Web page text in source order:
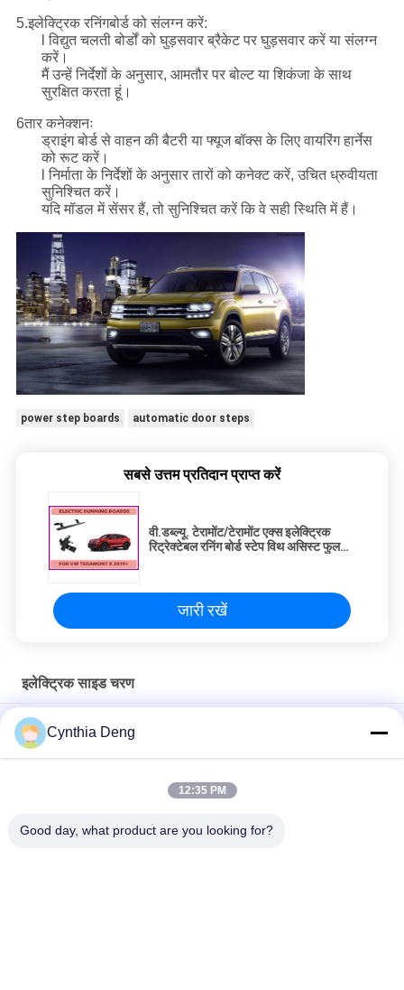
5.इलेक्ट्रिक रनिंगबोर्ड को संलग्न करें:
l विद्युत चलती बोर्डों को घुड़सवार ब्रैकेट पर घुड़सवार करें या संलग्न
करें।
मैं उन्हें निर्देशों के अनुसार, आमतौर पर बोल्ट या शिकंजा के साथ
सुरक्षित करता हूं।
6तार कनेक्शनः
ड्राइंग बोर्ड से वाहन की बैटरी या फ्यूज बॉक्स के लिए वायरिंग हार्नेस
को रूट करें।
l निर्माता के निर्देशों के अनुसार तारों को कनेक्ट करें, उचित ध्रुवीयता
सुनिश्चित करें।
यदि मॉडल में सेंसर हैं, तो सुनिश्चित करें कि वे सही स्थिति में हैं।
power step boards automatic door steps
सबसे उत्तम प्रतिदान प्राप्त करें
वी.डब्ल्यू. टेरामोंट/टेरामोंट एक्स इलेक्ट्रिक
रिट्रेक्टेबल रनिंग बोर्ड स्टेप विथ असिस्ट फुल
जारी रखें
इलेक्ट्रिक साइड चरण
निसान नवरा के लिए स्वचालित विस्तार इलेक्ट्रिक साइड रनिंग बोर्ड सिस्टम
होंडा सीआर - वी इलेक्ट्रिक साइड चरण, एंटी स्किड ऑटो रिट्रैक्टेबल पावर लिफ्ट
Cynthia Deng
12:35 PM
Good day, what product are you looking for?